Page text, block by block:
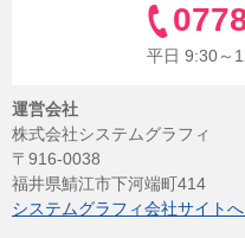
平日 9:30～
運営会社
株式会社システムグラフィ
〒916-0038
福井県鯖江市下河端町414
システムグラフィ会社サイト